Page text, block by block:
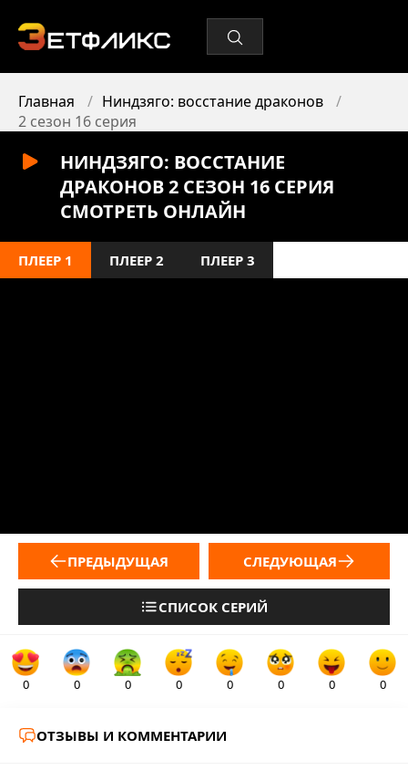
Главная
Ниндзяго: восстание драконов
2 сезон 16 серия
НИНДЗЯГО: ВОССТАНИЕ
ДРАКОНОВ 2 СЕЗОН 16 СЕРИЯ
СМОТРЕТЬ ОНЛАЙН
ПЛЕЕР 1 ПЛЕЕР 2 ПЛЕЕР 3
ПРЕДЫДУЩАЯ
СПИСОК СЕРИЙ
СЛЕДУЮЩАЯ
0 0 0 0 0 0 0 0
ОТЗЫВЫ И КОММЕНТАРИИ